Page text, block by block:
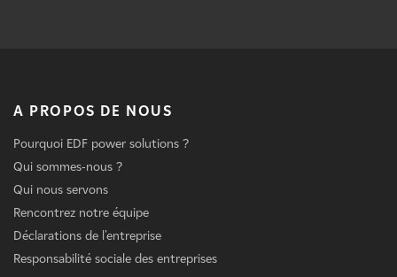
A PROPOS DE NOUS
Pourquoi EDF power solutions ?
Qui sommes-nous ?
Qui nous servons
Rencontrez notre équipe
Déclarations de l'entreprise
Responsabilité sociale des entreprises